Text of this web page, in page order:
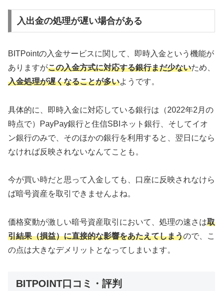
入出金の処理が遅い場合がある
BITPointの入金サービスに関して、即時入金という機能が
ありますがこの入金方式に対応する銀行まだ少ないため、
入金処理が遅くなることが多いようです。
具体的に、即時入金に対応している銀行は（2022年2月の
時点で）PayPay銀行と住信SBIネット銀行、そしてイオ
ン銀行のみで、そのほかの銀行を利用すると、翌日になら
なければ反映されないなんてことも。
今が買い時だと思って入金しても、口座に反映されなけら
ば暗号資産を取引できませんよね。
価格変動が激しい暗号資産取引において、処理の速さは取
引結果（損益）に直接的な影響をあたえてしまうので、こ
の点は大きなデメリットとなってしまいます。
BITPOINT口コミ・評判